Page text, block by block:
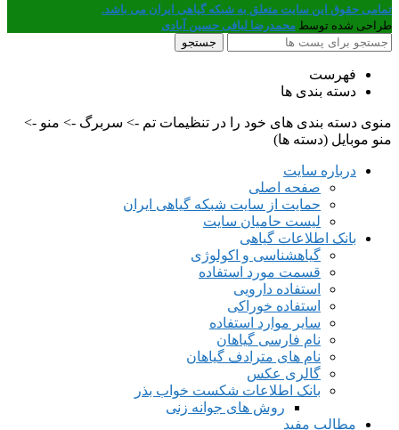
تمامی حقوق این سایت متعلق به شبکه گیاهی ایران می باشد.
طراحی شده توسط محمدرضا لبافی حسین آبادی
جستجو
فهرست
دسته بندی ها
منوی دسته بندی های خود را در تنظیمات تم -> سربرگ -> منو ->
منو موبایل (دسته ها)
درباره سایت
صفحه اصلی
حمایت از سایت شبکه گیاهی ایران
لیست حامیان سایت
بانک اطلاعات گیاهی
گیاهشناسی و اکولوژی
قسمت مورد استفاده
استفاده دارویی
استفاده خوراکی
سایر موارد استفاده
نام فارسی گیاهان
نام های مترادف گیاهان
گالری عکس
بانک اطلاعات شکست خواب بذر
روش های جوانه زنی
مطالب مفید